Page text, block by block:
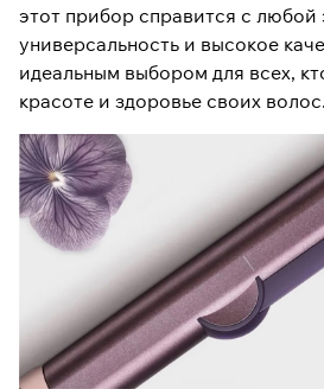
этот прибор справится с любой
универсальность и высокое
идеальным выбором для всех,
красоте и здоровье своих волос.